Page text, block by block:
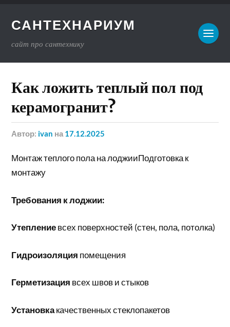
САНТЕХНАРИУМ
сайт про сантехнику
Как ложить теплый пол под
керамогранит?
Автор: ivan на 17.12.2025
Монтаж теплого пола на лоджииПодготовка к
монтажу
Требования к лоджии:
Утеплениевсех поверхностей (стен, пола, потолка)
Гидроизоляция помещения
Герметизация всех швов и стыков
Установкакачественных стеклопакетов